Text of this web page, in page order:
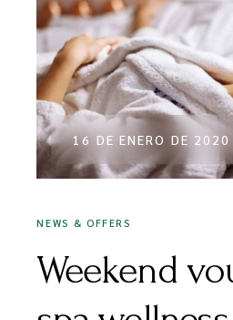
16 DE ENERO DE 2020
NEWS & OFFERS
Weekend